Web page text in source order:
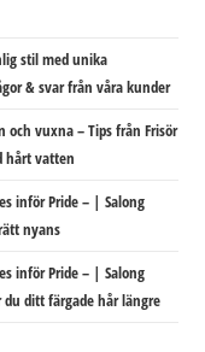
stil med unika
& svar från våra kunder
och vuxna – Tips från Frisör
hårt vatten
inför Pride – | Salong
nyans
inför Pride – | Salong
du ditt färgade hår längre